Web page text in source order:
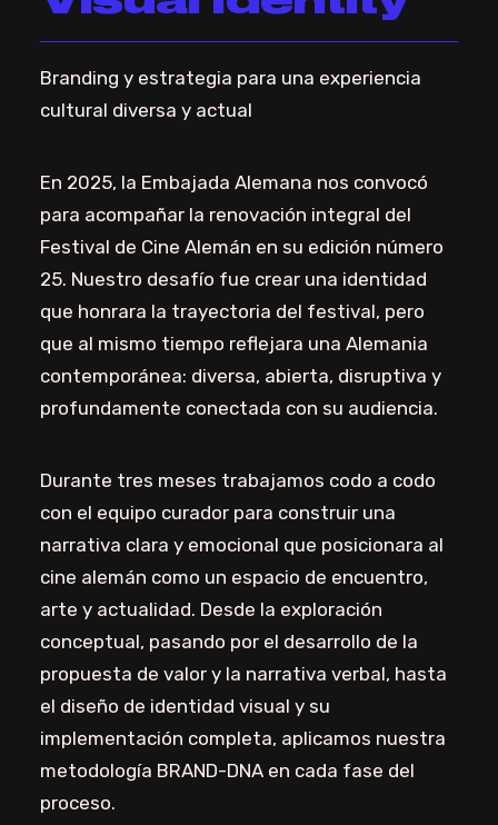
Branding y estrategia para una experiencia
cultural diversa y actual
En 2025, la Embajada Alemana nos convocó
para acompañar la renovación integral del
Festival de Cine Alemán en su edición número
25. Nuestro desafío fue crear una identidad
que honrara la trayectoria del festival, pero
que al mismo tiempo reflejara una Alemania
contemporánea: diversa, abierta, disruptiva y
profundamente conectada con su audiencia.
Durante tres meses trabajamos codo a codo
con el equipo curador para construir una
narrativa clara y emocional que posicionara al
cine alemán como un espacio de encuentro,
arte y actualidad. Desde la exploración
conceptual, pasando por el desarrollo de la
propuesta de valor y la narrativa verbal, hasta
el diseño de identidad visual y su
implementación completa, aplicamos nuestra
metodología BRAND-DNA en cada fase del
proceso.